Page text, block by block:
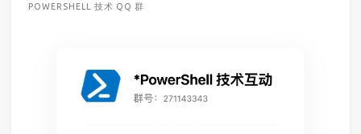
POWERSHELL 技术 QQ 群